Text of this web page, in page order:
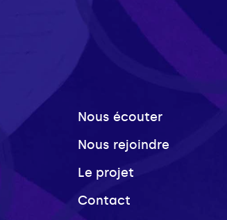
Nous écouter
Nous rejoindre
Le projet
Contact